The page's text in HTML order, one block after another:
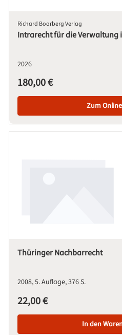
Richard Boorberg Verlag
Intrarecht für die
2026
Regulärer Preis:
180,00 €
Zum
Thüringer Nachbarrecht
20085. Auflage376 S.
Regulärer Preis:
22,00 €
In den